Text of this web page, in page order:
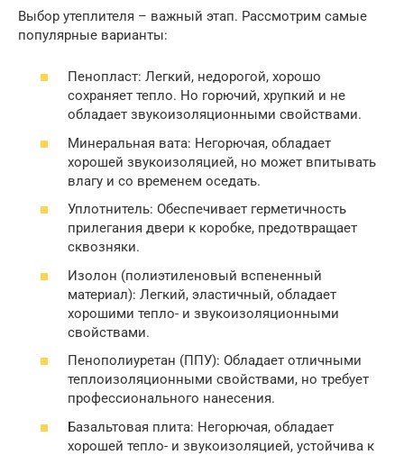
Выбор утеплителя – важный этап. Рассмотрим самые
популярные варианты:
Пенопласт: Легкий, недорогой, хорошо
сохраняет тепло. Но горючий, хрупкий и не
обладает звукоизоляционными свойствами.
Минеральная вата: Негорючая, обладает
хорошей звукоизоляцией, но может впитывать
влагу и со временем оседать.
Уплотнитель: Обеспечивает герметичность
прилегания двери к коробке, предотвращает
сквозняки.
Изолон (полиэтиленовый вспененный
материал): Легкий, эластичный, обладает
хорошими тепло- и звукоизоляционными
свойствами.
Пенополиуретан (ППУ): Обладает отличными
теплоизоляционными свойствами, но требует
профессионального нанесения.
Базальтовая плита: Негорючая, обладает
хорошей тепло- и звукоизоляцией, устойчива к